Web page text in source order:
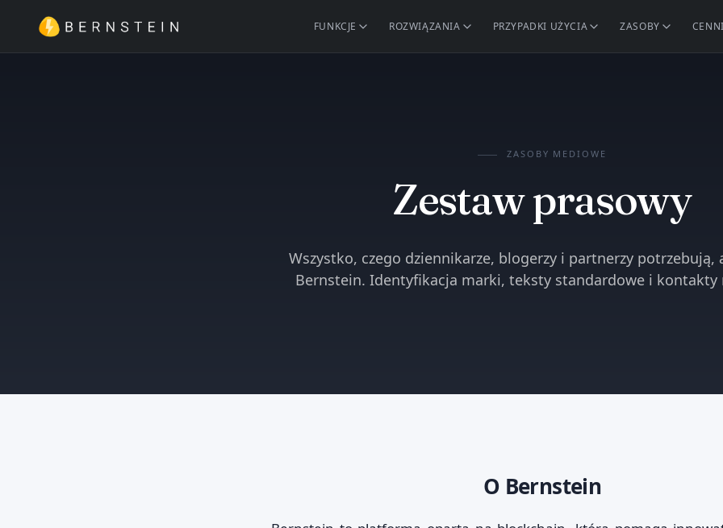
FUNKCJE ROZWIĄZANIA PRZYPADKI UŻYCIA ZASOBY
ZASOBY MEDIOWE
Zestaw prasowy
Wszystko, czego dziennikarze, blogerzy i partnerzy potrzebują,
Bernstein. Identyfikacja marki, teksty standardowe i kontakty
O Bernstein